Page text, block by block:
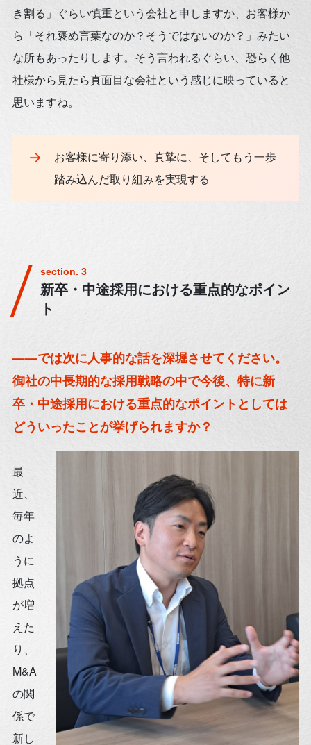
き割る」ぐらい慎重という会社と申しますか、お客様か
ら「それ褒め言葉なのか？そうではないのか？」みたい
な所もあったりします。そう言われるぐらい、恐らく他
社様から見たら真面目な会社という感じに映っていると
思いますね。
お客様に寄り添い、真摯に、そしてもう一歩
踏み込んだ取り組みを実現する
新卒・中途採用における重点的なポイン
ト
——では次に人事的な話を深堀させてください。
御社の中長期的な採用戦略の中で今後、特に新
卒・中途採用における重点的なポイントとしては
どういったことが挙げられますか？
最
近、
毎年
のよ
うに
拠点
が増
えた
り、
M&A
の関
係で
新し